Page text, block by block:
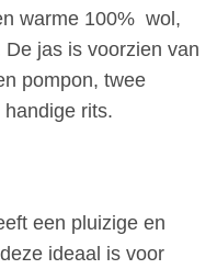
warme 100% wol,
jas is voorzien van
pompon, twee
rits.
een pluizige en
ideaal is voor